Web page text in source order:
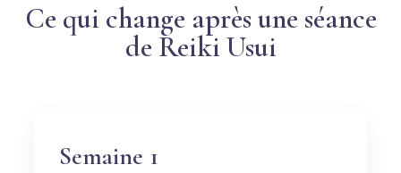
Ce qui change après une séance
de Reiki Usui
Semaine 1